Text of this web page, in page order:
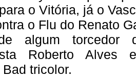
o Vitória, já o
o Flu do Renato
algum
Roberto
tricolor.